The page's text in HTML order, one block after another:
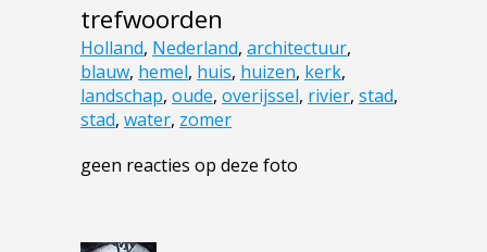
trefwoorden
Holland, Nederland, architectuur,
blauw, hemel, huis, huizen, kerk,
landschap, oude, overijssel, rivier, stad,
stad, water, zomer
geen reacties op deze foto